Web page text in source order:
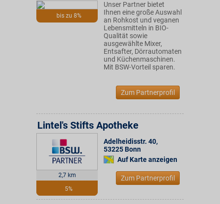
bis zu 8%
Unser Partner bietet
Ihnen eine große Auswahl
an Rohkost und veganen
Lebensmitteln in BIO-
Qualität sowie
ausgewählte Mixer,
Entsafter, Dörrautomaten
und Küchenmaschinen.
Mit BSW-Vorteil sparen.
Zum Partnerprofil
2,7 km
5%
Lintel's Stifts Apotheke
Adelheidisstr. 40,
53225 Bonn
Auf Karte anzeigen
Zum Partnerprofil